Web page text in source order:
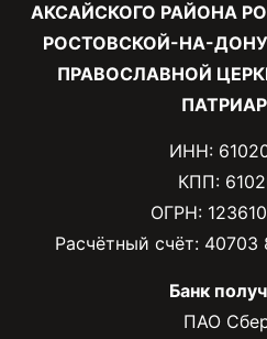
АКСАЙСКОГО РАЙОНА
РОСТОВСКОЙ-НА-
ПРАВОСЛАВНОЙ
ИНН:
КПП:
ОГРН:
Расчётный счёт:
Банк
ПАО